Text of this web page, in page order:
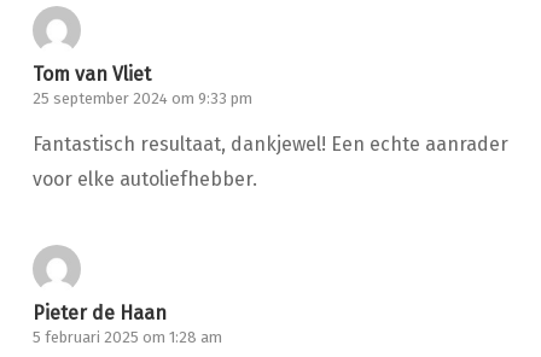
Tom van Vliet
25 september 2024 om 9:33 pm
Fantastisch resultaat, dankjewel! Een echte aanrader
voor elke autoliefhebber.
Pieter de Haan
5 februari 2025 om 1:28 am